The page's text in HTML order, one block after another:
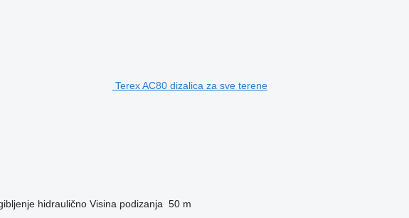
Terex AC80 dizalica za sve terene
hidraulično Visina podizanja 50 m